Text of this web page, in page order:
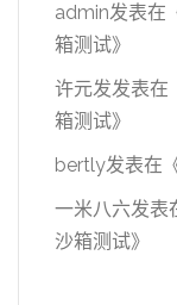
admin发表在
箱测试》
许元发发表在
箱测试》
bertly发表在
一米八六发表
沙箱测试》